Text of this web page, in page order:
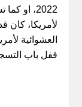
2022، او
لأمريكا، كان
قفل باب التسجيل يوم 10